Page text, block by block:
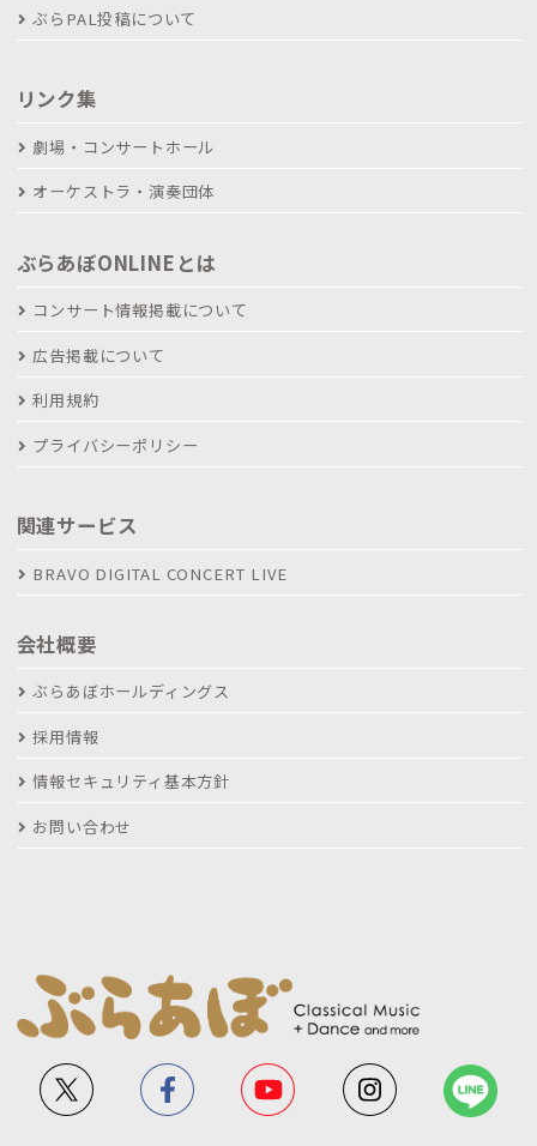
ぶらPAL投稿について
リンク集
劇場・コンサートホール
オーケストラ・演奏団体
ぶらあぼONLINEとは
コンサート情報掲載について
広告掲載について
利用規約
プライバシーポリシー
関連サービス
BRAVO DIGITAL CONCERT LIVE
会社概要
ぶらあぼホールディングス
採用情報
情報セキュリティ基本方針
お問い合わせ